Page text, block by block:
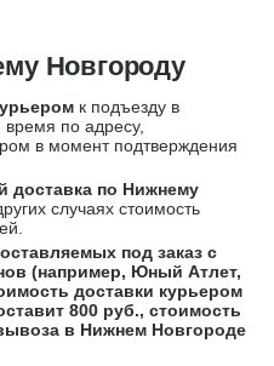
Новгороду
к подъезду в
по адресу,
в момент подтверждения
доставка по Нижнему
случаях стоимость
под заказ с
(например, Юный Атлет,
доставки курьером
800 руб., стоимость
в Нижнем Новгороде